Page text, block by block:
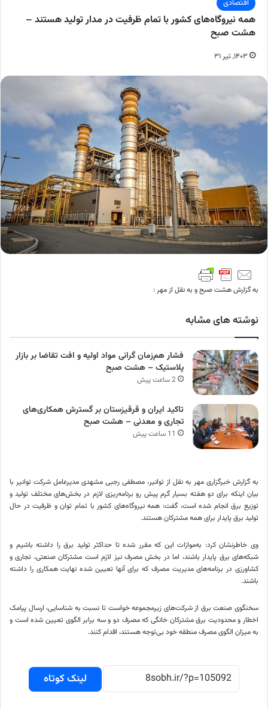
اقتصادی
همه نیروگاه‌های کشور با تمام ظرفیت در مدار تولید هستند –
هشت صبح
۱۴۰۳, تیر ۳۱
به گزارش هشت صبح و به نقل از مهر :
نوشته های مشابه
فشار هم‌زمان گرانی مواد اولیه و افت تقاضا بر بازار
پلاستیک – هشت صبح
2 ساعت پیش
تاکید ایران و قرقیزستان بر گسترش همکاری‌های
تجاری و معدنی – هشت صبح
11 ساعت پیش
به گزارش خبرگزاری مهر به نقل از توانیر، مصطفی رجبی مشهدی مدیرعامل شرکت توانیر با
بیان اینکه برای دو هفته بسیار گرم پیش رو برنامه‌ریزی لازم در بخش‌های مختلف تولید و
توزیع برق انجام شده است، گفت: همه نیروگاه‌های کشور با تمام توان و ظرفیت در حال
تولید برق پایدار برای همه مشترکان هستند.
وی خاطرنشان کرد: به‌موازات این که مقرر شده تا حداکثر تولید برق را داشته باشیم و
شبکه‌های برق پایدار باشند، اما در بخش مصرف نیز لازم است مشترکان صنعتی، تجاری و
کشاورزی در برنامه‌های مدیریت مصرف که برای آنها تعیین شده نهایت همکاری را داشته
باشند.
سخنگوی صنعت برق از شرکت‌های زیرمجموعه خواست تا نسبت به شناسایی، ارسال پیامک
اخطار و محدودیت برق مشترکان خانگی که مصرف دو و سه برابر الگوی تعیین شده است و
به میزان الگوی مصرف منطقه خود بی‌توجه هستند، اقدام کنند.
لینک کوتاه